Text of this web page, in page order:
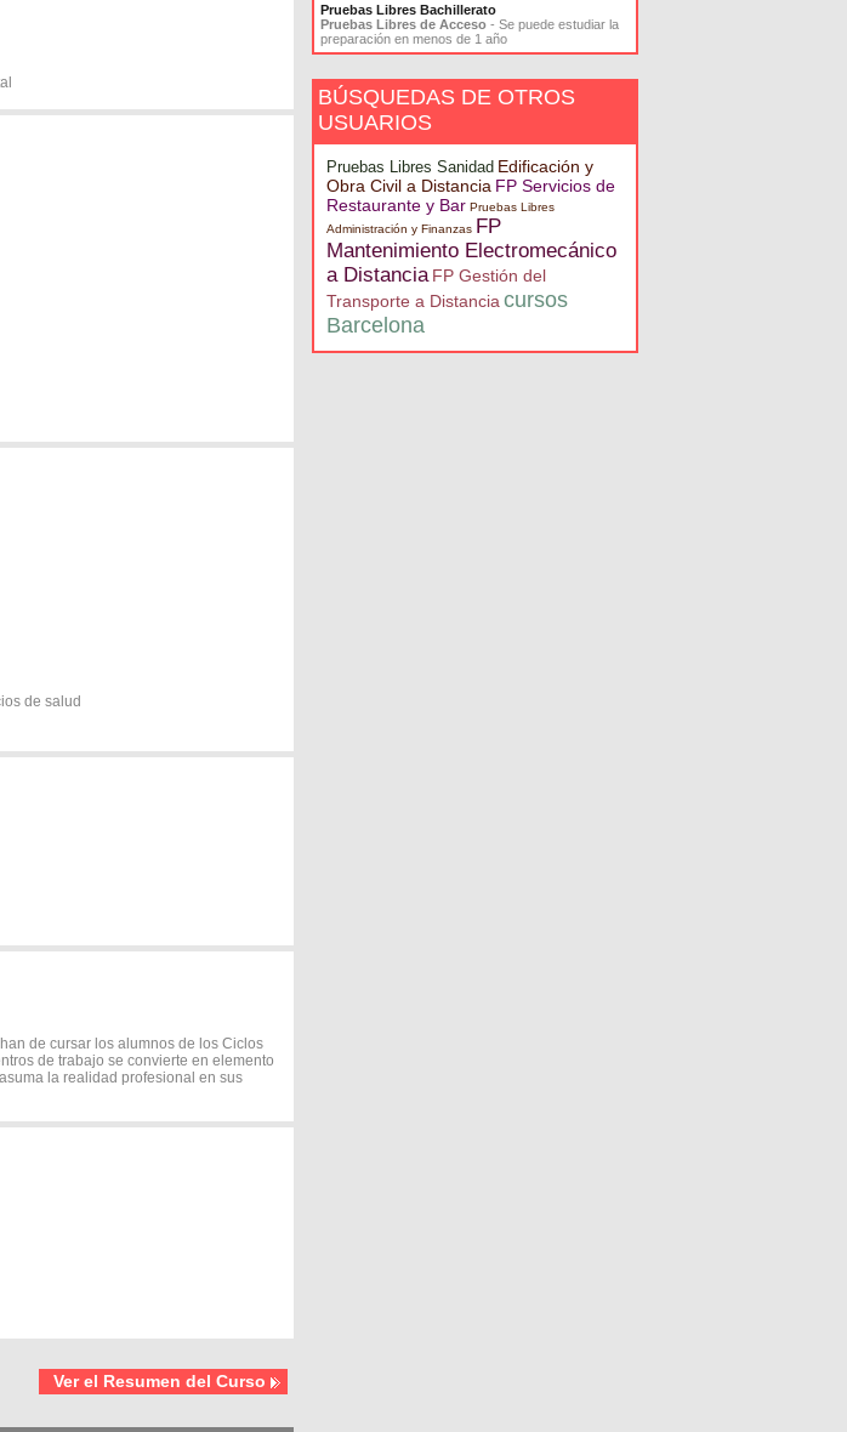
de salud
de cursar los alumnos de los Ciclos
de trabajo se convierte en elemento
la realidad profesional en sus
Ver el Resumen del Curso
Pruebas Libres Bachillerato
Pruebas Libres de Acceso - Se puede estudiar la
preparación en menos de 1 año
BÚSQUEDAS DE OTROS
USUARIOS
Pruebas Libres Sanidad Edificación y
Obra Civil a Distancia FP Servicios de
Restaurante y Bar Pruebas Libres
Administración y Finanzas FP
Mantenimiento Electromecánico
a Distancia FP Gestión del
Transporte a Distancia cursos
Barcelona